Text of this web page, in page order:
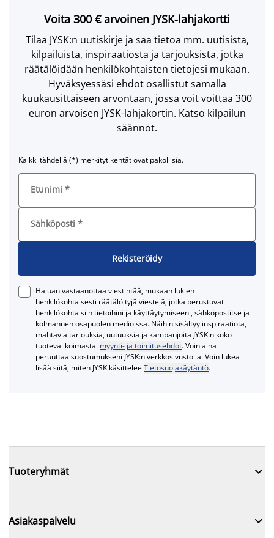
Voita 300 € arvoinen JYSK-lahjakortti
Tilaa JYSK:n uutiskirje ja saa tietoa mm. uutisista,
kilpailuista, inspiraatiosta ja tarjouksista, jotka
räätälöidään henkilökohtaisten tietojesi mukaan.
Hyväksyessäsi ehdot osallistut samalla
kuukausittaiseen arvontaan, jossa voit voittaa 300
euron arvoisen JYSK-lahjakortin. Katso kilpailun
säännöt.
Kaikki tähdellä (*) merkityt kentät ovat pakollisia.
Etunimi *
Sähköposti *
Rekisteröidy
Haluan vastaanottaa viestintää, mukaan lukien
henkilökohtaisesti räätälöityjä viestejä, jotka perustuvat
henkilökohtaisiin tietoihini ja käyttäytymiseeni, sähköpostitse ja
kolmannen osapuolen medioissa. Näihin sisältyy inspiraatiota,
mahtavia tarjouksia, uutuuksia ja kampanjoita JYSK:n koko
tuotevalikoimasta. myynti- ja toimitusehdot. Voin aina
peruuttaa suostumukseni JYSK:n verkkosivustolla. Voin lukea
lisää siitä, miten JYSK käsitteleeTietosuojakäytäntö.
Tuoteryhmät 
Asiakaspalvelu 